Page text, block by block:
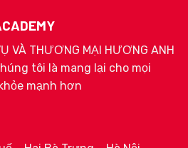
VÀ THƯƠNG MẠI HƯƠNG ANH
tôi là mang lại cho mọi
mạnh hơn